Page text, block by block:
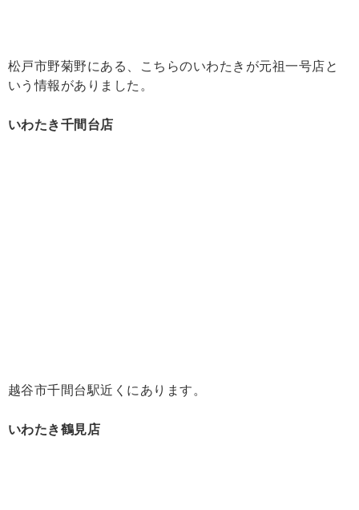
松戸市野菊野にある、こちらのいわたきが元祖一号店と
いう情報がありました。
いわたき千間台店
越谷市千間台駅近くにあります。
いわたき鶴見店